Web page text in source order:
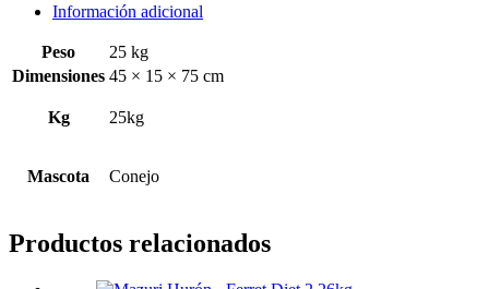
Información adicional
Peso
25 kg
Dimensiones 45 × 15 × 75 cm
Kg 25kg
Mascota Conejo
Productos relacionados